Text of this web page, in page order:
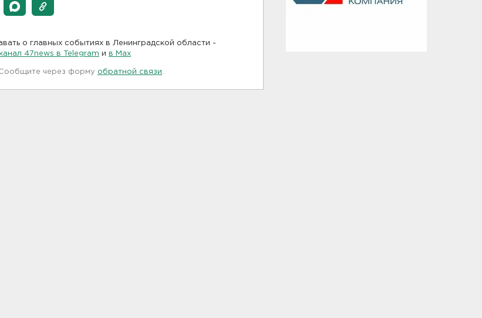
о главных событиях в Ленинградской области -
47news в Telegram и в Maх
через форму обратной связи